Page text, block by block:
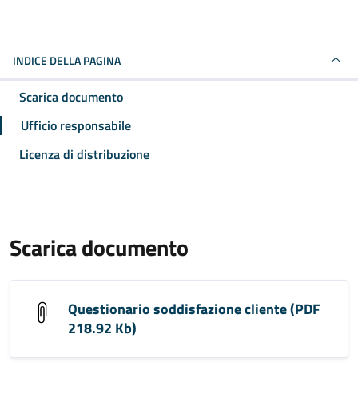
INDICE DELLA PAGINA
Scarica documento
Ufficio responsabile
Licenza di distribuzione
Scarica documento
Questionario soddisfazione cliente (PDF
218.92 Kb)